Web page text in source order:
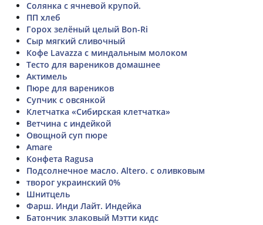
Солянка с ячневой крупой.
ПП хлеб
Горох зелёный целый Bon-Ri
Сыр мягкий сливочный
Кофе Lavazza с миндальным молоком
Тесто для вареников домашнее
Актимель
Пюре для вареников
Супчик с овсянкой
Клетчатка «Сибирская клетчатка»
Ветчина с индейкой
Овощной суп пюре
Amare
Конфета Ragusa
Подсолнечное масло. Altero. с оливковым
творог украинский 0%
Шнитцель
Фарш. Инди Лайт. Индейка
Батончик злаковый Мэтти кидс